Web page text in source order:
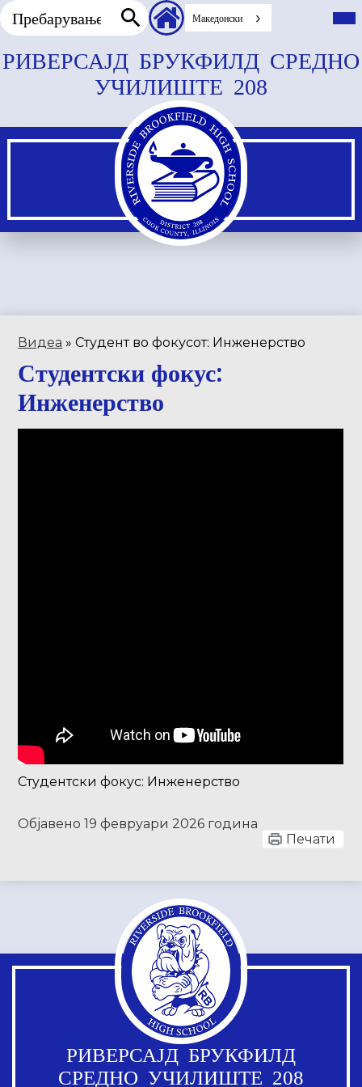
Прескокнете
до
главната
содржина
РИВЕРСАЈД БРУКФИЛД СРЕДНО
УЧИЛИШТЕ 208
Пребарување
Заглавие
секундарниМакедонски
Видеа » Студент во фокусот: Инженерство
Студентски фокус:
Инженерство
Студентски фокус: Инженерство
Објавено19 февруари 2026 година
Печати
РИВЕРСАЈД БРУКФИЛД
СРЕДНО УЧИЛИШТЕ 208